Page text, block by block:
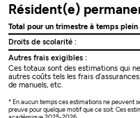
Résident(e)
Total pour un trimestre à temps plein
Droits de scolarité :
Autres frais exigibles :
Ces totaux sont des estimations qui
autres coûts tels les frais
de manuels, etc.
* En aucun temps ces estimations ne peuvent
preuve pour quelque motif que ce soit. Ces